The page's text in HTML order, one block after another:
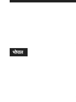
भोपाल